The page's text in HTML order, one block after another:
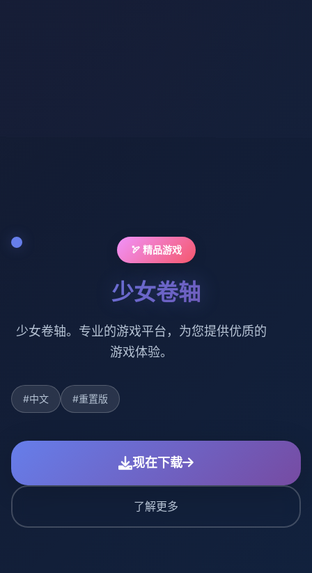
🏹 精品游戏
少女卷轴
少女卷轴。专业的游戏平台，为您提供优质的
游戏体验。
#中文 #重置版
现在下载
了解更多